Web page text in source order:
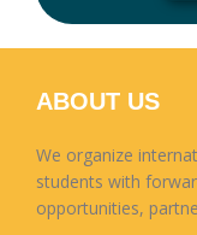
ABOUT US
We organize
students with
opportunities,